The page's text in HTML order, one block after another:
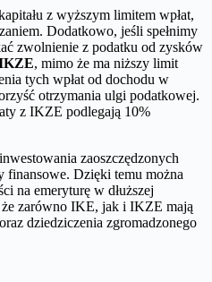
z wyższym limitem wpłat,
Dodatkowo, jeśli spełnimy
zwolnienie z podatku od zysków
, mimo że ma niższy limit
tych wpłat od dochodu w
otrzymania ulgi podatkowej.
z IKZE podlegają 10%
zaoszczędzonych
Dzięki temu można
na emeryturę w dłuższej
zarówno IKE, jak i IKZE mają
dziedziczenia zgromadzonego